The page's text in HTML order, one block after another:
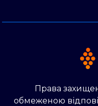
Права
обмеженою